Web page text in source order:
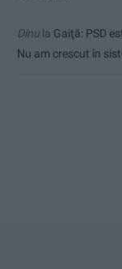
Dinu la Gaiţă: PSD
Nu am crescut în